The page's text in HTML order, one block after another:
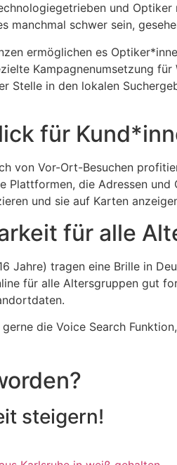
und
manchmal schwer sein,
ermöglichen es
Kampagnenumsetzung
Stelle in den lokalen
für
von Vor-Ort-Besuchen
Plattformen, die Adressen
und sie auf Karten
für alle
Jahre) tragen eine Brille in
für alle Altersgruppen gut
die Voice Search
steigern!